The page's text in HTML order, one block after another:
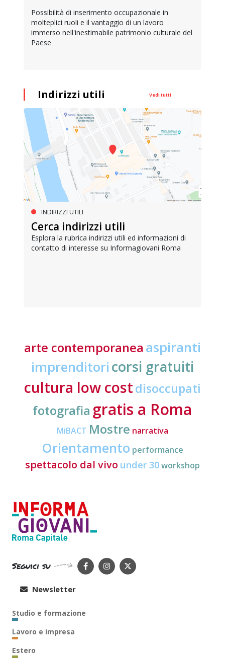
Possibilità di inserimento occupazionale in
molteplici ruoli e il vantaggio di un lavoro
immerso nell'inestimabile patrimonio culturale del
Paese
Indirizzi utili Vedi tutti
INDIRIZZI UTILI
Cerca indirizzi utili
Esplora la rubrica indirizzi utili ed informazioni di
contatto di interesse su Informagiovani Roma
arte contemporanea aspiranti
imprenditori corsi gratuiti
cultura low costdisoccupati
fotografia gratis a Roma
MiBACT Mostre narrativa
Orientamento performance
spettacolo dal vivo under 30workshop
Seguici su
Newsletter
Studio e formazione
Lavoro e impresa
Estero